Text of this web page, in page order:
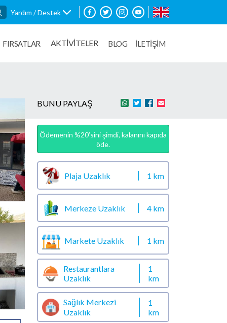
Yardım / Destek
FIRSATLAR AKTİVİTELER BLOG İLETİŞİM
BUNU PAYLAŞ
Ödemenin %20’sini şimdi, kalanını kapıda
öde.
Plaja Uzaklık 1 km
Merkeze Uzaklık 4 km
Markete Uzaklık 1 km
Restaurantlara
Uzaklık
1
km
Sağlık Merkezi
Uzaklık
1
km